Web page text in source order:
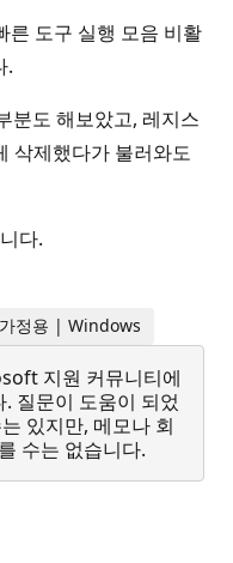
른 도구 실행 모음 비활
.
분도 해보았고, 레지스
삭제했다가 불러와도
다.
정용 | Windows
지원 커뮤니티에
질문이 도움이 되었
있지만, 메모나 회
수는 없습니다.